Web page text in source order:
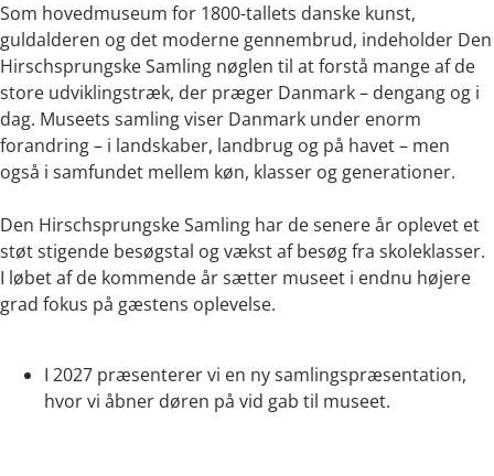
Som hovedmuseum for 1800-tallets danske kunst,
guldalderen og det moderne gennembrud, indeholder Den
Hirschsprungske Samling nøglen til at forstå mange af de
store udviklingstræk, der præger Danmark – dengang og i
dag. Museets samling viser Danmark under enorm
forandring – i landskaber, landbrug og på havet – men
også i samfundet mellem køn, klasser og generationer.
Den Hirschsprungske Samling har de senere år oplevet et
støt stigende besøgstal og vækst af besøg fra skoleklasser.
I løbet af de kommende år sætter museet i endnu højere
grad fokus på gæstens oplevelse.
I 2027 præsenterer vi en ny samlingspræsentation,
hvor vi åbner døren på vid gab til museet.